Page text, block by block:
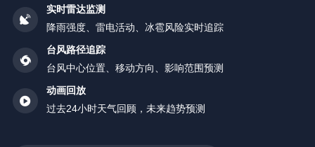
实时雷达监测
降雨强度、雷电活动、冰雹风险实时追踪
台风路径追踪
台风中心位置、移动方向、影响范围预测
动画回放
过去24小时天气回顾，未来趋势预测